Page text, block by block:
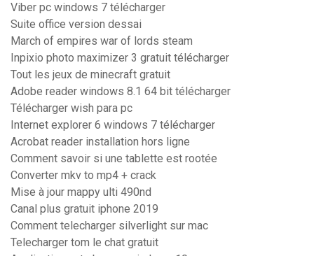
Viber pc windows 7 télécharger
Suite office version dessai
March of empires war of lords steam
Inpixio photo maximizer 3 gratuit télécharger
Tout les jeux de minecraft gratuit
Adobe reader windows 8.1 64 bit télécharger
Télécharger wish para pc
Internet explorer 6 windows 7 télécharger
Acrobat reader installation hors ligne
Comment savoir si une tablette est rootée
Converter mkv to mp4 + crack
Mise à jour mappy ulti 490nd
Canal plus gratuit iphone 2019
Comment telecharger silverlight sur mac
Telecharger tom le chat gratuit